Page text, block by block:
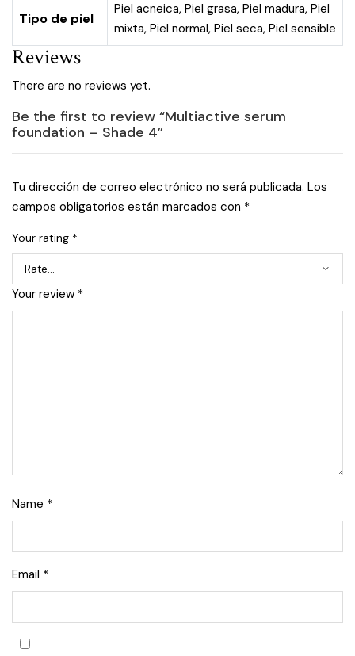
Tipo de piel
Piel acneica, Piel grasa, Piel madura, Piel
mixta, Piel normal, Piel seca, Piel sensible
Reviews
There are no reviews yet.
Be the first to review “Multiactive serum
foundation – Shade 4”
Tu dirección de correo electrónico no será publicada. Los
campos obligatorios están marcados con *
Your rating *
Your review *
Name *
Email *